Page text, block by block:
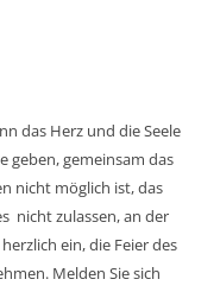
das Herz und die Seele
geben, gemeinsam das
nicht möglich ist, das
nicht zulassen, an der
ein, die Feier des
Melden Sie sich